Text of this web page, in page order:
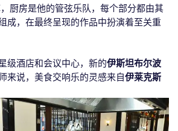
厨房是他的管弦乐队，每个部分都由其
成，在最终呈现的作品中扮演着至关重
级酒店和会议中心，新的伊斯坦布尔波
来说，美食交响乐的灵感来自伊莱克斯